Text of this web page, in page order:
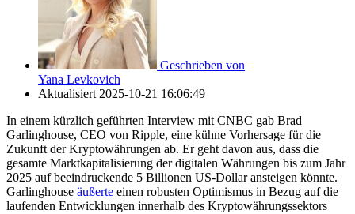
Geschrieben von
Yana Levkovich
Aktualisiert 2025-10-21 16:06:49
In einem kürzlich geführten Interview mit CNBC gab Brad
Garlinghouse, CEO von Ripple, eine kühne Vorhersage für die
Zukunft der Kryptowährungen ab. Er geht davon aus, dass die
gesamte Marktkapitalisierung der digitalen Währungen bis zum Jahr
2025 auf beeindruckende 5 Billionen US-Dollar ansteigen könnte.
Garlinghouse äußerte einen robusten Optimismus in Bezug auf die
laufenden Entwicklungen innerhalb des Kryptowährungssektors